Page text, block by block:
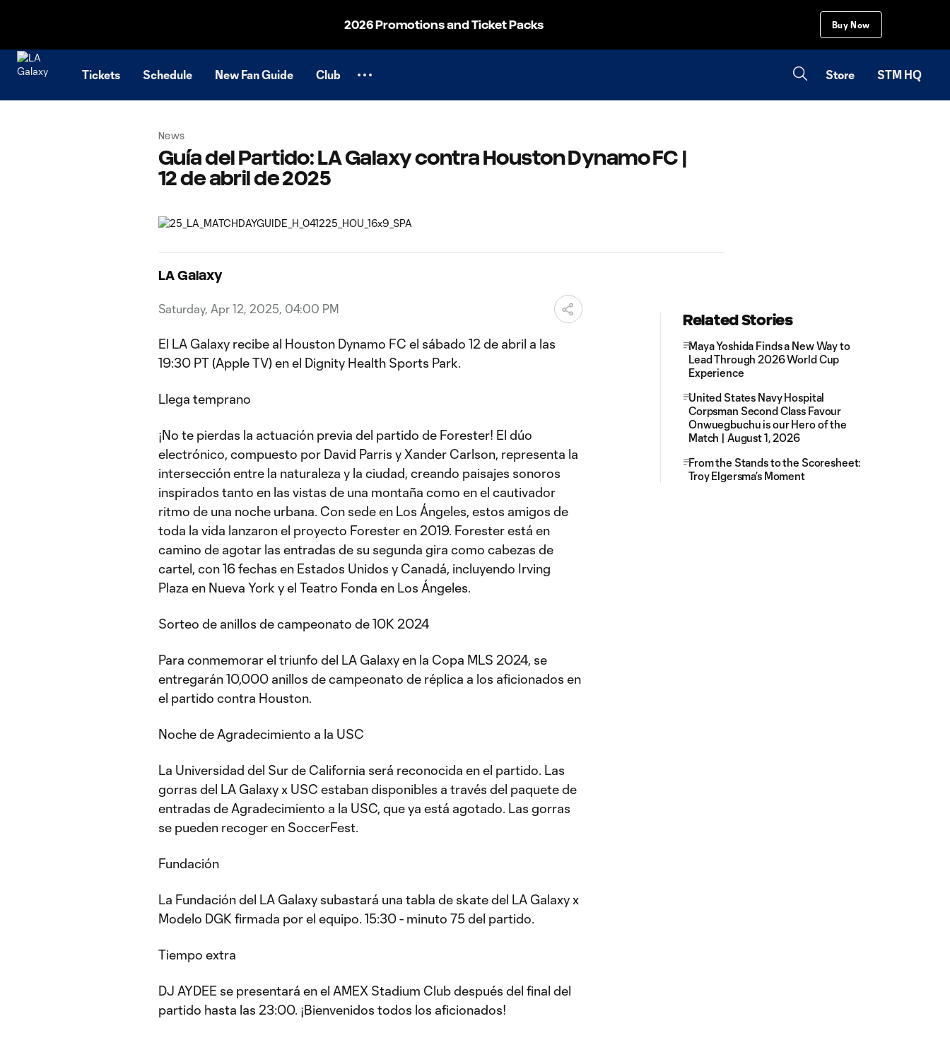
2026 Promotions and Ticket Packs Buy Now
Tickets Schedule New Fan Guide Club Store STM HQ
News
Guía del Partido: LA Galaxy contra Houston Dynamo FC |
12 de abril de 2025
LA Galaxy
Saturday, Apr 12, 2025, 04:00 PM
El LA Galaxy recibe al Houston Dynamo FC el sábado 12 de abril a las
19:30 PT (Apple TV) en el Dignity Health Sports Park.
Llega temprano
¡No te pierdas la actuación previa del partido de Forester! El dúo
electrónico, compuesto por David Parris y Xander Carlson, representa la
intersección entre la naturaleza y la ciudad, creando paisajes sonoros
inspirados tanto en las vistas de una montaña como en el cautivador
ritmo de una noche urbana. Con sede en Los Ángeles, estos amigos de
toda la vida lanzaron el proyecto Forester en 2019. Forester está en
camino de agotar las entradas de su segunda gira como cabezas de
cartel, con 16 fechas en Estados Unidos y Canadá, incluyendo Irving
Plaza en Nueva York y el Teatro Fonda en Los Ángeles.
Sorteo de anillos de campeonato de 10K 2024
Para conmemorar el triunfo del LA Galaxy en la Copa MLS 2024, se
entregarán 10,000 anillos de campeonato de réplica a los aficionados en
el partido contra Houston.
Noche de Agradecimiento a la USC
La Universidad del Sur de California será reconocida en el partido. Las
gorras del LA Galaxy x USC estaban disponibles a través del paquete de
entradas de Agradecimiento a la USC, que ya está agotado. Las gorras
se pueden recoger en SoccerFest.
Fundación
La Fundación del LA Galaxy subastará una tabla de skate del LA Galaxy x
Modelo DGK firmada por el equipo. 15:30 - minuto 75 del partido.
Tiempo extra
DJ AYDEE se presentará en el AMEX Stadium Club después del final del
partido hasta las 23:00. ¡Bienvenidos todos los aficionados!
Related Stories
Maya Yoshida Finds a New Way to
Lead Through 2026 World Cup
Experience
United States Navy Hospital
Corpsman Second Class Favour
Onwuegbuchu is our Hero of the
Match | August 1, 2026
From the Stands to the Scoresheet:
Troy Elgersma’s Moment